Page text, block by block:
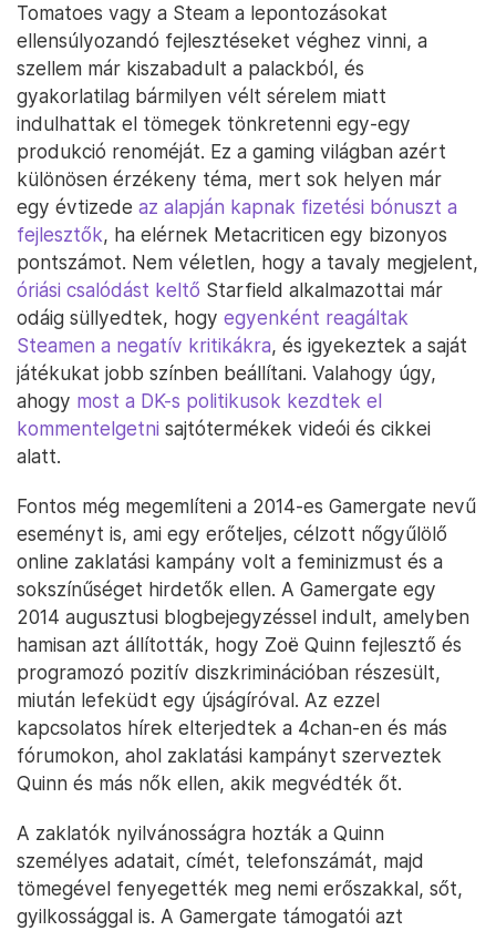
Tomatoes vagy a Steam a lepontozásokat
ellensúlyozandó fejlesztéseket véghez vinni, a
szellem már kiszabadult a palackból, és
gyakorlatilag bármilyen vélt sérelem miatt
indulhattak el tömegek tönkretenni egy-egy
produkció renoméját. Ez a gaming világban azért
különösen érzékeny téma, mert sok helyen már
egy évtizede az alapján kapnak fizetési bónuszt a
fejlesztők, ha elérnek Metacriticen egy bizonyos
pontszámot. Nem véletlen, hogy a tavaly megjelent,
óriási csalódást keltő Starfield alkalmazottai már
odáig süllyedtek, hogy egyenként reagáltak
Steamen a negatív kritikákra, és igyekeztek a saját
játékukat jobb színben beállítani. Valahogy úgy,
ahogy most a DK-s politikusok kezdtek el
kommentelgetni sajtótermékek videói és cikkei
alatt.
Fontos még megemlíteni a 2014-es Gamergate nevű
eseményt is, ami egy erőteljes, célzott nőgyűlölő
online zaklatási kampány volt a feminizmust és a
sokszínűséget hirdetők ellen. A Gamergate egy
2014 augusztusi blogbejegyzéssel indult, amelyben
hamisan azt állították, hogy Zoë Quinn fejlesztő és
programozó pozitív diszkriminációban részesült,
miután lefeküdt egy újságíróval. Az ezzel
kapcsolatos hírek elterjedtek a 4chan-en és más
fórumokon, ahol zaklatási kampányt szerveztek
Quinn és más nők ellen, akik megvédték őt.
A zaklatók nyilvánosságra hozták a Quinn
személyes adatait, címét, telefonszámát, majd
tömegével fenyegették meg nemi erőszakkal, sőt,
gyilkossággal is. A Gamergate támogatói azt